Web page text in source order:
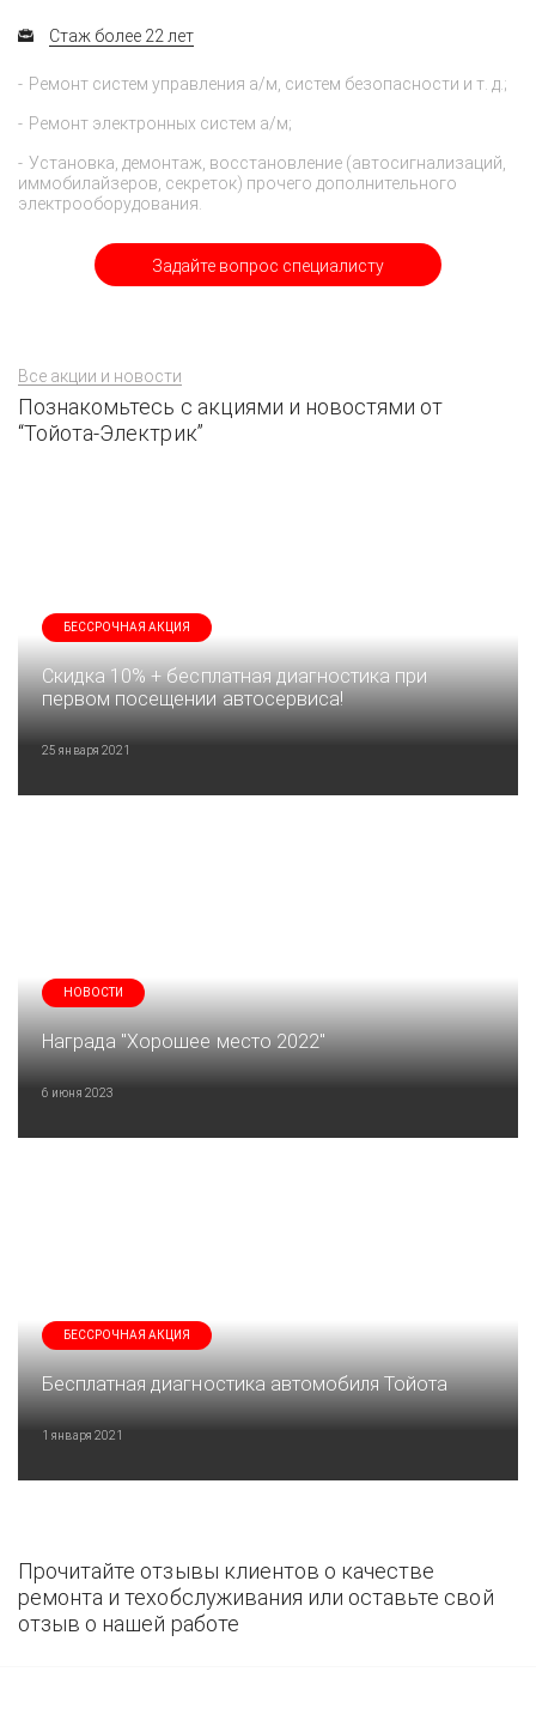
Задайте вопрос специалисту
Стаж более 22 лет
Ремонт систем управления а/м, систем безопасности и т. д.;
Ремонт электронных систем а/м;
Установка, демонтаж, восстановление (автосигнализаций,
иммобилайзеров, секреток) прочего дополнительного
электрооборудования.
Все акции и новости
Познакомьтесь с акциями и новостями от
“Тойота-Электрик”
БЕССРОЧНАЯ АКЦИЯ
Скидка 10% + бесплатная диагностика при
первом посещении автосервиса!
25 января 2021
НОВОСТИ
Награда "Хорошее место 2022"
6 июня 2023
БЕССРОЧНАЯ АКЦИЯ
Бесплатная диагностика автомобиля Тойота
1 января 2021
Прочитайте отзывы клиентов о качестве
ремонта и техобслуживания или оставьте свой
отзыв о нашей работе